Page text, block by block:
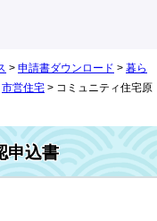
> 申請書ダウンロード > 暮ら
市営住宅 > コミュニティ住宅原
申込書